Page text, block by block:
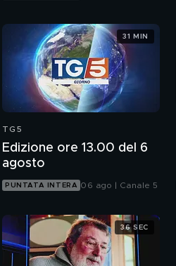
TG5
Edizione ore 13.00 del 6
agosto
PUNTATA INTERA 06 ago | Canale 5
31 MIN
36 SEC